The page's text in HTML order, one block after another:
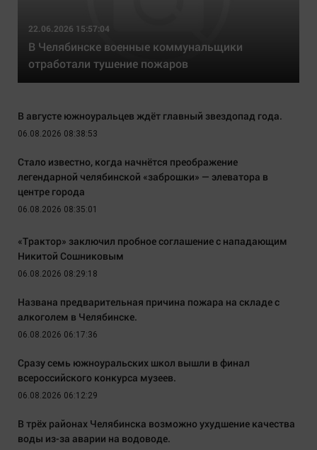
22.06.2026 15:57:04
В Челябинске военные коммунальщики
отработали тушение пожаров
В августе южноуральцев ждёт главный звездопад года.
06.08.2026 08:38:53
Стало известно, когда начнётся преображение
легендарной челябинской «заброшки» — элеватора в
центре города
06.08.2026 08:35:01
«Трактор» заключил пробное соглашение с нападающим
Никитой Сошниковым
06.08.2026 08:29:18
Названа предварительная причина пожара на складе с
алкоголем в Челябинске.
06.08.2026 06:17:36
Сразу семь южноуральских школ вышли в финал
всероссийского конкурса музеев.
06.08.2026 06:12:29
В трёх районах Челябинска возможно ухудшение качества
воды из-за аварии на водоводе.